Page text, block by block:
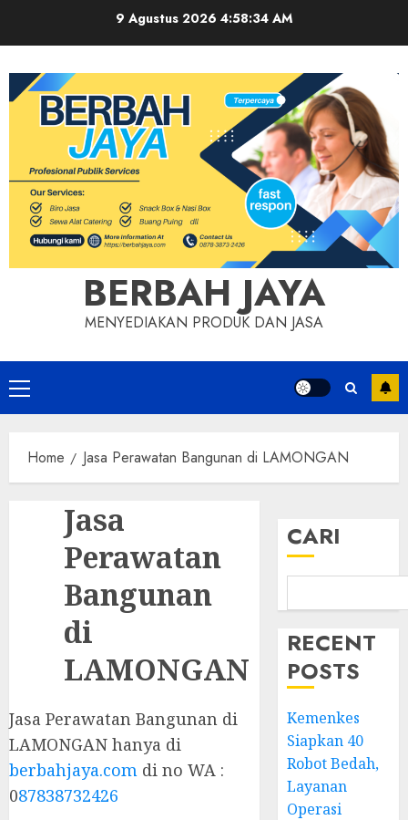
9 Agustus 2026 4:58:34 AM
BERBAH JAYA
MENYEDIAKAN PRODUK DAN JASA
Primary
Menu
Home Jasa Perawatan Bangunan di LAMONGAN
Jasa
Perawatan
Bangunan
di
LAMONGAN
Jasa Perawatan Bangunan di
LAMONGAN hanya di
berbahjaya.com di no WA :
087838732426
CARI
RECENT
POSTS
Kemenkes
Siapkan 40
Robot Bedah,
Layanan
Operasi